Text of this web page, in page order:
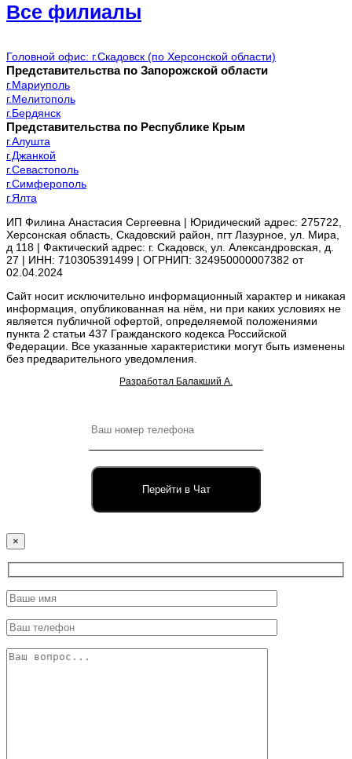
Все филиалы
Головной офис: г.Скадовск (по Херсонской области)
Представительства по Запорожской области
г.Мариуполь
г.Мелитополь
г.Бердянск
Представительства по Республике Крым
г.Алушта
г.Джанкой
г.Севастополь
г.Симферополь
г.Ялта
ИП Филина Анастасия Сергеевна | Юридический адрес: 275722,
Херсонская область, Скадовский район, пгт Лазурное, ул. Мира,
д 118 | Фактический адрес: г. Скадовск, ул. Александровская, д.
27 | ИНН: 710305391499 | ОГРНИП: 324950000007382 от
02.04.2024
Сайт носит исключительно информационный характер и никакая
информация, опубликованная на нём, ни при каких условиях не
является публичной офертой, определяемой положениями
пункта 2 статьи 437 Гражданского кодекса Российской
Федерации. Все указанные характеристики могут быть изменены
без предварительного уведомления.
Разработал Балакший А.
Перейти в Чат
×